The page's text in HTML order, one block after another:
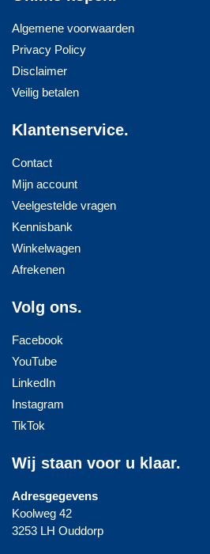
Algemene voorwaarden
Privacy Policy
Disclaimer
Veilig betalen
Klantenservice.
Contact
Mijn account
Veelgestelde vragen
Kennisbank
Winkelwagen
Afrekenen
Volg ons.
Facebook
YouTube
LinkedIn
Instagram
TikTok
Wij staan voor u klaar.
Adresgegevens
Koolweg 42
3253 LH Ouddorp